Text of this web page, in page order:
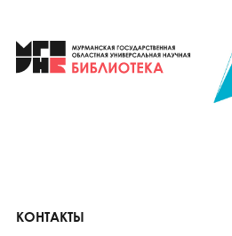
КОНТАКТЫ